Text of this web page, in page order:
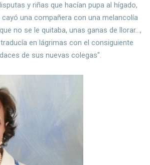
y riñas que hacían pupa al hígado,
cayó una compañera con una melancolía
no se le quitaba, unas ganas de llorar...,
en lágrimas con el consiguiente
de sus nuevas colegas".